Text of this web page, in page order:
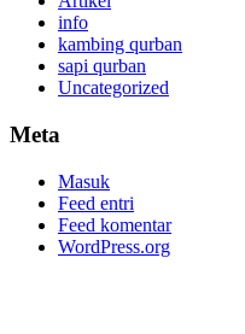
info
kambing qurban
sapi qurban
Uncategorized
Meta
Masuk
Feed entri
Feed komentar
WordPress.org